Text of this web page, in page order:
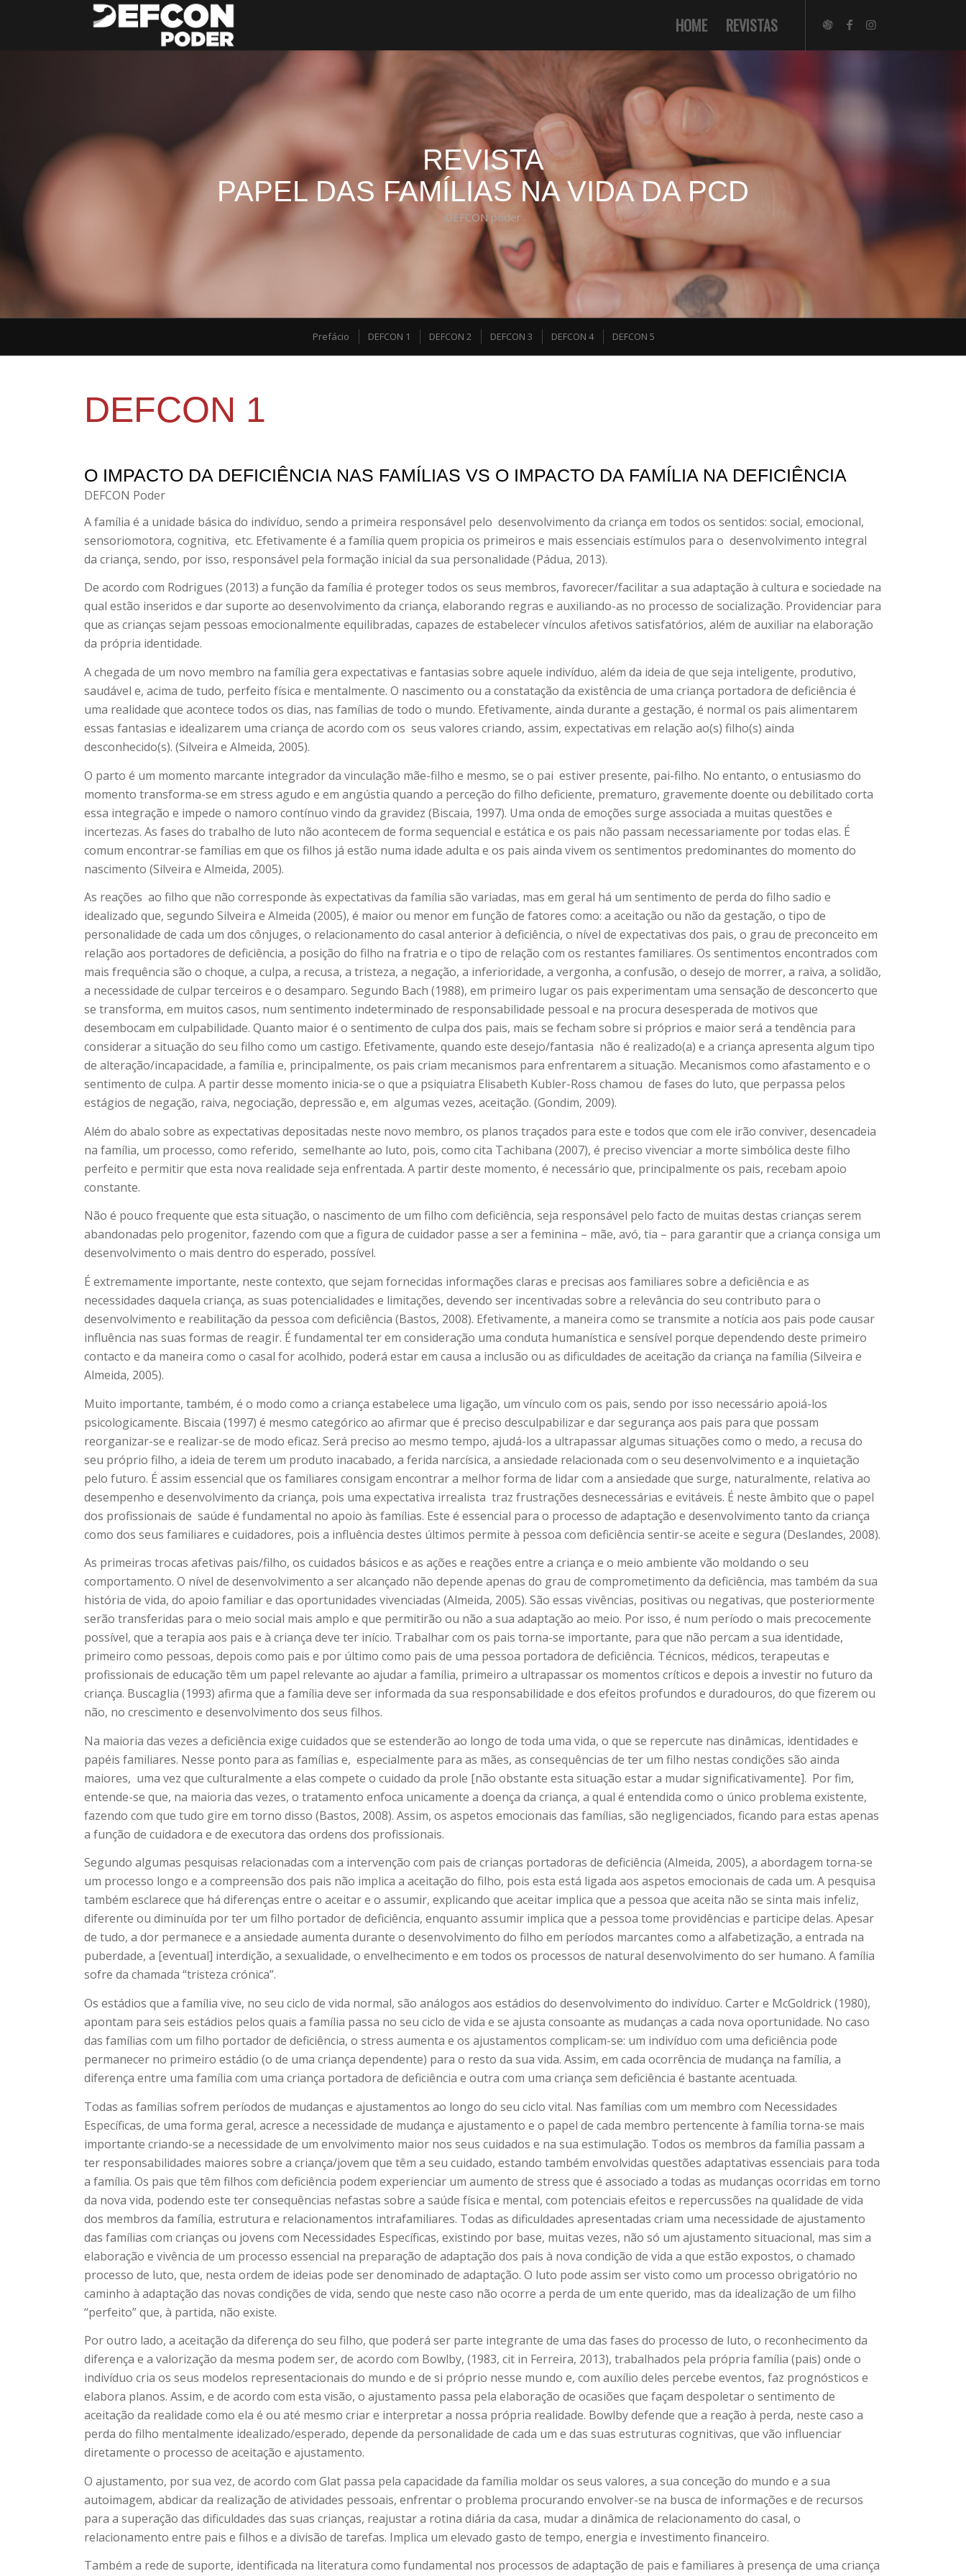
HOME REVISTAS
REVISTA
PAPEL DAS FAMÍLIAS NA VIDA DA PCD
DEFCON poder
Prefácio DEFCON 1 DEFCON 2 DEFCON 3 DEFCON 4 DEFCON 5
DEFCON 1
O IMPACTO DA DEFICIÊNCIA NAS FAMÍLIAS VS O IMPACTO DA FAMÍLIA NA DEFICIÊNCIA
DEFCON Poder
A família é a unidade básica do indivíduo, sendo a primeira responsável pelo desenvolvimento da criança em todos os sentidos: social, emocional,
sensoriomotora, cognitiva, etc. Efetivamente é a família quem propicia os primeiros e mais essenciais estímulos para o desenvolvimento integral
da criança, sendo, por isso, responsável pela formação inicial da sua personalidade (Pádua, 2013).
De acordo com Rodrigues (2013) a função da família é proteger todos os seus membros, favorecer/facilitar a sua adaptação à cultura e sociedade na
qual estão inseridos e dar suporte ao desenvolvimento da criança, elaborando regras e auxiliando-as no processo de socialização. Providenciar para
que as crianças sejam pessoas emocionalmente equilibradas, capazes de estabelecer vínculos afetivos satisfatórios, além de auxiliar na elaboração
da própria identidade.
A chegada de um novo membro na família gera expectativas e fantasias sobre aquele indivíduo, além da ideia de que seja inteligente, produtivo,
saudável e, acima de tudo, perfeito física e mentalmente. O nascimento ou a constatação da existência de uma criança portadora de deficiência é
uma realidade que acontece todos os dias, nas famílias de todo o mundo. Efetivamente, ainda durante a gestação, é normal os pais alimentarem
essas fantasias e idealizarem uma criança de acordo com os seus valores criando, assim, expectativas em relação ao(s) filho(s) ainda
desconhecido(s). (Silveira e Almeida, 2005).
O parto é um momento marcante integrador da vinculação mãe-filho e mesmo, se o pai estiver presente, pai-filho. No entanto, o entusiasmo do
momento transforma-se em stress agudo e em angústia quando a perceção do filho deficiente, prematuro, gravemente doente ou debilitado corta
essa integração e impede o namoro contínuo vindo da gravidez (Biscaia, 1997). Uma onda de emoções surge associada a muitas questões e
incertezas. As fases do trabalho de luto não acontecem de forma sequencial e estática e os pais não passam necessariamente por todas elas. É
comum encontrar-se famílias em que os filhos já estão numa idade adulta e os pais ainda vivem os sentimentos predominantes do momento do
nascimento (Silveira e Almeida, 2005).
As reações ao filho que não corresponde às expectativas da família são variadas, mas em geral há um sentimento de perda do filho sadio e
idealizado que, segundo Silveira e Almeida (2005), é maior ou menor em função de fatores como: a aceitação ou não da gestação, o tipo de
personalidade de cada um dos cônjuges, o relacionamento do casal anterior à deficiência, o nível de expectativas dos pais, o grau de preconceito em
relação aos portadores de deficiência, a posição do filho na fratria e o tipo de relação com os restantes familiares. Os sentimentos encontrados com
mais frequência são o choque, a culpa, a recusa, a tristeza, a negação, a inferioridade, a vergonha, a confusão, o desejo de morrer, a raiva, a solidão,
a necessidade de culpar terceiros e o desamparo. Segundo Bach (1988), em primeiro lugar os pais experimentam uma sensação de desconcerto que
se transforma, em muitos casos, num sentimento indeterminado de responsabilidade pessoal e na procura desesperada de motivos que
desembocam em culpabilidade. Quanto maior é o sentimento de culpa dos pais, mais se fecham sobre si próprios e maior será a tendência para
considerar a situação do seu filho como um castigo. Efetivamente, quando este desejo/fantasia não é realizado(a) e a criança apresenta algum tipo
de alteração/incapacidade, a família e, principalmente, os pais criam mecanismos para enfrentarem a situação. Mecanismos como afastamento e o
sentimento de culpa. A partir desse momento inicia-se o que a psiquiatra Elisabeth Kubler-Ross chamou de fases do luto, que perpassa pelos
estágios de negação, raiva, negociação, depressão e, em algumas vezes, aceitação. (Gondim, 2009).
Além do abalo sobre as expectativas depositadas neste novo membro, os planos traçados para este e todos que com ele irão conviver, desencadeia
na família, um processo, como referido, semelhante ao luto, pois, como cita Tachibana (2007), é preciso vivenciar a morte simbólica deste filho
perfeito e permitir que esta nova realidade seja enfrentada. A partir deste momento, é necessário que, principalmente os pais, recebam apoio
constante.
Não é pouco frequente que esta situação, o nascimento de um filho com deficiência, seja responsável pelo facto de muitas destas crianças serem
abandonadas pelo progenitor, fazendo com que a figura de cuidador passe a ser a feminina – mãe, avó, tia – para garantir que a criança consiga um
desenvolvimento o mais dentro do esperado, possível.
É extremamente importante, neste contexto, que sejam fornecidas informações claras e precisas aos familiares sobre a deficiência e as
necessidades daquela criança, as suas potencialidades e limitações, devendo ser incentivadas sobre a relevância do seu contributo para o
desenvolvimento e reabilitação da pessoa com deficiência (Bastos, 2008). Efetivamente, a maneira como se transmite a notícia aos pais pode causar
influência nas suas formas de reagir. É fundamental ter em consideração uma conduta humanística e sensível porque dependendo deste primeiro
contacto e da maneira como o casal for acolhido, poderá estar em causa a inclusão ou as dificuldades de aceitação da criança na família (Silveira e
Almeida, 2005).
Muito importante, também, é o modo como a criança estabelece uma ligação, um vínculo com os pais, sendo por isso necessário apoiá-los
psicologicamente. Biscaia (1997) é mesmo categórico ao afirmar que é preciso desculpabilizar e dar segurança aos pais para que possam
reorganizar-se e realizar-se de modo eficaz. Será preciso ao mesmo tempo, ajudá-los a ultrapassar algumas situações como o medo, a recusa do
seu próprio filho, a ideia de terem um produto inacabado, a ferida narcísica, a ansiedade relacionada com o seu desenvolvimento e a inquietação
pelo futuro. É assim essencial que os familiares consigam encontrar a melhor forma de lidar com a ansiedade que surge, naturalmente, relativa ao
desempenho e desenvolvimento da criança, pois uma expectativa irrealista traz frustrações desnecessárias e evitáveis. É neste âmbito que o papel
dos profissionais de saúde é fundamental no apoio às famílias. Este é essencial para o processo de adaptação e desenvolvimento tanto da criança
como dos seus familiares e cuidadores, pois a influência destes últimos permite à pessoa com deficiência sentir-se aceite e segura (Deslandes, 2008).
As primeiras trocas afetivas pais/filho, os cuidados básicos e as ações e reações entre a criança e o meio ambiente vão moldando o seu
comportamento. O nível de desenvolvimento a ser alcançado não depende apenas do grau de comprometimento da deficiência, mas também da sua
história de vida, do apoio familiar e das oportunidades vivenciadas (Almeida, 2005). São essas vivências, positivas ou negativas, que posteriormente
serão transferidas para o meio social mais amplo e que permitirão ou não a sua adaptação ao meio. Por isso, é num período o mais precocemente
possível, que a terapia aos pais e à criança deve ter início. Trabalhar com os pais torna-se importante, para que não percam a sua identidade,
primeiro como pessoas, depois como pais e por último como pais de uma pessoa portadora de deficiência. Técnicos, médicos, terapeutas e
profissionais de educação têm um papel relevante ao ajudar a família, primeiro a ultrapassar os momentos críticos e depois a investir no futuro da
criança. Buscaglia (1993) afirma que a família deve ser informada da sua responsabilidade e dos efeitos profundos e duradouros, do que fizerem ou
não, no crescimento e desenvolvimento dos seus filhos.
Na maioria das vezes a deficiência exige cuidados que se estenderão ao longo de toda uma vida, o que se repercute nas dinâmicas, identidades e
papéis familiares. Nesse ponto para as famílias e, especialmente para as mães, as consequências de ter um filho nestas condições são ainda
maiores, uma vez que culturalmente a elas compete o cuidado da prole [não obstante esta situação estar a mudar significativamente]. Por fim,
entende-se que, na maioria das vezes, o tratamento enfoca unicamente a doença da criança, a qual é entendida como o único problema existente,
fazendo com que tudo gire em torno disso (Bastos, 2008). Assim, os aspetos emocionais das famílias, são negligenciados, ficando para estas apenas
a função de cuidadora e de executora das ordens dos profissionais.
Segundo algumas pesquisas relacionadas com a intervenção com pais de crianças portadoras de deficiência (Almeida, 2005), a abordagem torna-se
um processo longo e a compreensão dos pais não implica a aceitação do filho, pois esta está ligada aos aspetos emocionais de cada um. A pesquisa
também esclarece que há diferenças entre o aceitar e o assumir, explicando que aceitar implica que a pessoa que aceita não se sinta mais infeliz,
diferente ou diminuída por ter um filho portador de deficiência, enquanto assumir implica que a pessoa tome providências e participe delas. Apesar
de tudo, a dor permanece e a ansiedade aumenta durante o desenvolvimento do filho em períodos marcantes como a alfabetização, a entrada na
puberdade, a [eventual] interdição, a sexualidade, o envelhecimento e em todos os processos de natural desenvolvimento do ser humano. A família
sofre da chamada “tristeza crónica”.
Os estádios que a família vive, no seu ciclo de vida normal, são análogos aos estádios do desenvolvimento do indivíduo. Carter e McGoldrick (1980),
apontam para seis estádios pelos quais a família passa no seu ciclo de vida e se ajusta consoante as mudanças a cada nova oportunidade. No caso
das famílias com um filho portador de deficiência, o stress aumenta e os ajustamentos complicam-se: um indivíduo com uma deficiência pode
permanecer no primeiro estádio (o de uma criança dependente) para o resto da sua vida. Assim, em cada ocorrência de mudança na família, a
diferença entre uma família com uma criança portadora de deficiência e outra com uma criança sem deficiência é bastante acentuada.
Todas as famílias sofrem períodos de mudanças e ajustamentos ao longo do seu ciclo vital. Nas famílias com um membro com Necessidades
Específicas, de uma forma geral, acresce a necessidade de mudança e ajustamento e o papel de cada membro pertencente à família torna-se mais
importante criando-se a necessidade de um envolvimento maior nos seus cuidados e na sua estimulação. Todos os membros da família passam a
ter responsabilidades maiores sobre a criança/jovem que têm a seu cuidado, estando também envolvidas questões adaptativas essenciais para toda
a família. Os pais que têm filhos com deficiência podem experienciar um aumento de stress que é associado a todas as mudanças ocorridas em torno
da nova vida, podendo este ter consequências nefastas sobre a saúde física e mental, com potenciais efeitos e repercussões na qualidade de vida
dos membros da família, estrutura e relacionamentos intrafamiliares. Todas as dificuldades apresentadas criam uma necessidade de ajustamento
das famílias com crianças ou jovens com Necessidades Específicas, existindo por base, muitas vezes, não só um ajustamento situacional, mas sim a
elaboração e vivência de um processo essencial na preparação de adaptação dos pais à nova condição de vida a que estão expostos, o chamado
processo de luto, que, nesta ordem de ideias pode ser denominado de adaptação. O luto pode assim ser visto como um processo obrigatório no
caminho à adaptação das novas condições de vida, sendo que neste caso não ocorre a perda de um ente querido, mas da idealização de um filho
“perfeito” que, à partida, não existe.
Por outro lado, a aceitação da diferença do seu filho, que poderá ser parte integrante de uma das fases do processo de luto, o reconhecimento da
diferença e a valorização da mesma podem ser, de acordo com Bowlby, (1983, cit in Ferreira, 2013), trabalhados pela própria família (pais) onde o
indivíduo cria os seus modelos representacionais do mundo e de si próprio nesse mundo e, com auxílio deles percebe eventos, faz prognósticos e
elabora planos. Assim, e de acordo com esta visão, o ajustamento passa pela elaboração de ocasiões que façam despoletar o sentimento de
aceitação da realidade como ela é ou até mesmo criar e interpretar a nossa própria realidade. Bowlby defende que a reação à perda, neste caso a
perda do filho mentalmente idealizado/esperado, depende da personalidade de cada um e das suas estruturas cognitivas, que vão influenciar
diretamente o processo de aceitação e ajustamento.
O ajustamento, por sua vez, de acordo com Glat passa pela capacidade da família moldar os seus valores, a sua conceção do mundo e a sua
autoimagem, abdicar da realização de atividades pessoais, enfrentar o problema procurando envolver-se na busca de informações e de recursos
para a superação das dificuldades das suas crianças, reajustar a rotina diária da casa, mudar a dinâmica de relacionamento do casal, o
relacionamento entre pais e filhos e a divisão de tarefas. Implica um elevado gasto de tempo, energia e investimento financeiro.
Também a rede de suporte, identificada na literatura como fundamental nos processos de adaptação de pais e familiares à presença de uma criança